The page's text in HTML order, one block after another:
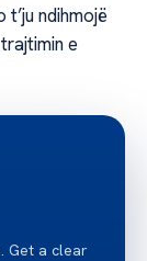
t’ju ndihmojë
e
Get a clear